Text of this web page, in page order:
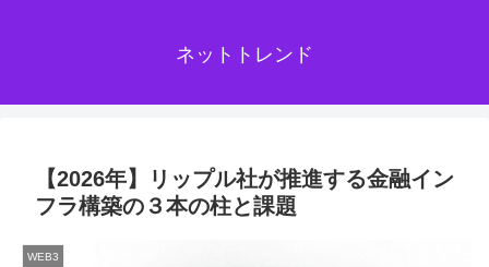
ネットトレンド
【2026年】リップル社が推進する金融イン
フラ構築の３本の柱と課題
WEB3